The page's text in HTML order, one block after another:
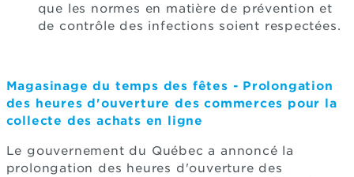
que les normes en matière de prévention et
de contrôle des infections soient respectées.
Magasinage du temps des fêtes - Prolongation
des heures d'ouverture des commerces pour la
collecte des achats en ligne
Le gouvernement du Québec a annoncé la
prolongation des heures d'ouverture des